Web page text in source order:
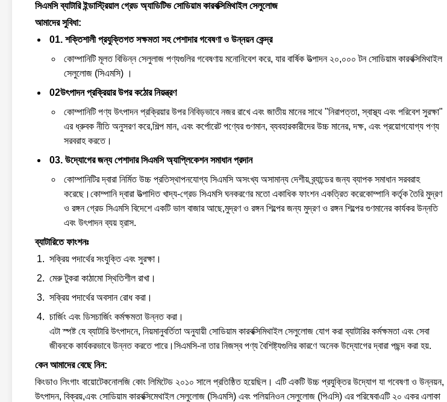
সিএমসি ব্যাটারি ইন্ডাস্ট্রিয়াল গ্রেড অ্যাডিটিভ সোডিয়াম কারবক্সিমিথাইল সেলুলোজ
আমাদের সুবিধা:
01. শক্তিশালী প্রযুক্তিগত সক্ষমতা সহ পেশাদার গবেষণা ও উন্নয়ন কেন্দ্র
কোম্পানিটি মূলত বিভিন্ন সেলুলাজ পণ্যগুলির গবেষণায় মনোনিবেশ করে, যার বার্ষিক উত্পাদন ২০,০০০ টন সোডিয়াম কারবক্সিমিথাইল
সেলুলোজ (সিএমসি) ।
02উৎপাদন প্রক্রিয়ার উপর কঠোর নিয়ন্ত্রণ
কোম্পানিটি পণ্য উৎপাদন প্রক্রিয়ার উপর নিবিড়ভাবে নজর রাখে এবং জাতীয় মানের সাথে "নিরাপত্তা, স্বাস্থ্য এবং পরিবেশ সুরক্ষা"
এর ধ্রুবক নীতি অনুসরণ করে,শিল্প মান, এবং কর্পোরেট পণ্যের গুণমান, ব্যবহারকারীদের উচ্চ মানের, দক্ষ, এবং প্রয়োগযোগ্য পণ্য
সরবরাহ করতে।
03. উদ্যোগের জন্য পেশাদার সিএমসি অ্যাপ্লিকেশন সমাধান প্রদান
কোম্পানিটির দ্বারা নির্মিত উচ্চ প্রতিস্থাপনযোগ্য সিএমসি অসংখ্য অসামান্য দেশীয় ব্র্যান্ডের জন্য ব্যাপক সমাধান সরবরাহ
করেছে।কোম্পানি দ্বারা উত্পাদিত খাদ্য-গ্রেড সিএমসি ঘনকরণের মতো একাধিক ফাংশন একত্রিত করেকোম্পানি কর্তৃক তৈরি মুদ্রণ
ও রঙ্গন গ্রেড সিএমসি বিদেশে একটি ভাল বাজার আছে,মুদ্রণ ও রঙ্গন শিল্পের জন্য মুদ্রণ ও রঙ্গন শিল্পের গুণমানের কার্যকর উন্নতি
এবং উৎপাদন ব্যয় হ্রাস.
ব্যাটারিতে ফাংশনঃ
সক্রিয় পদার্থের সংযুক্তি এবং সুরক্ষা।
মেরু টুকরা কাঠামো স্থিতিশীল রাখা।
সক্রিয় পদার্থের অবসান রোধ করা।
চার্জিং এবং ডিসচার্জিং কর্মক্ষমতা উন্নত করা।
এটা স্পষ্ট যে ব্যাটারি উৎপাদনে, নিয়মানুবর্তিতা অনুযায়ী সোডিয়াম কারবক্সিমিথাইল সেলুলোজ যোগ করা ব্যাটারির কর্মক্ষমতা এবং সেবা
জীবনকে কার্যকরভাবে উন্নত করতে পারে।সিএমসি-না তার নিজস্ব পণ্য বৈশিষ্ট্যগুলির কারণে অনেক উদ্যোগের দ্বারা পছন্দ করা হয়.
কেন আমাদের বেছে নিন:
কিংডাও লিংগাং বায়োটেকনোলজি কোং লিমিটেড ২০১০ সালে প্রতিষ্ঠিত হয়েছিল। এটি একটি উচ্চ প্রযুক্তির উদ্যোগ যা গবেষণা ও উন্নয়ন,
উৎপাদন, বিক্রয়,এবং সোডিয়াম কারবক্সিমেথাইল সেলুলোজ (সিএমসি) এবং পলিয়নিওন সেলুলোজ (পিএসি) এর পরিষেবাএটি ২০ একর এলাকা